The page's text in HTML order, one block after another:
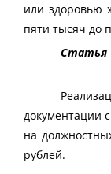
или здоровью
пяти тысяч до
Статья
документации
на
рублей.